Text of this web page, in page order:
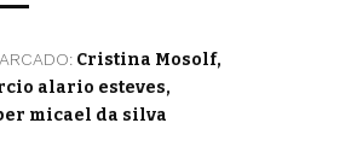
Cristina Mosolf
alario esteves
micael da silva